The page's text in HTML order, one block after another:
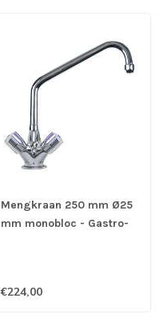
Mengkraan 250 mm Ø25
mm monobloc - Gastro-
€224,00